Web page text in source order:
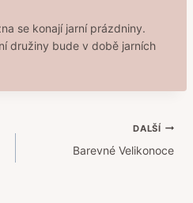
se konají jarní prázdniny.
družiny bude v době jarních
DALŠÍ
Barevné Velikonoce